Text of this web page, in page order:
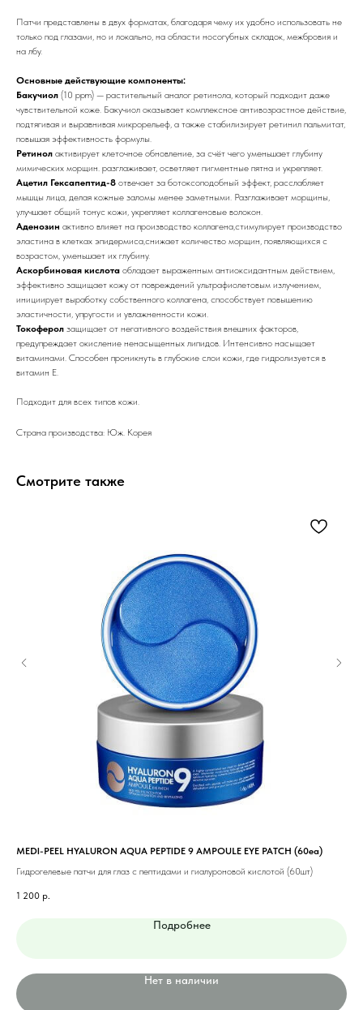
Патчи представлены в двух форматах, благодаря чему их удобно использовать не
только под глазами, но и локально, на области носогубных складок, межбровия и
на лбу.
Основные действующие компоненты:
Бакучиол (10 ppm) — растительный аналог ретинола, который подходит даже
чувствительной коже. Бакучиол оказывает комплексное антивозрастное действие,
подтягивая и выравнивая микрорельеф, а также стабилизирует ретинил пальмитат,
повышая эффективность формулы.
Ретинол активирует клеточное обновление, за счёт чего уменьшает глубину
мимических морщин. разглаживает, осветляет пигментные пятна и укрепляет.
Ацетил Гексапептид-8 отвечает за ботоксоподобный эффект, расслабляет
мышцы лица, делая кожные заломы менее заметными. Разглаживает морщины,
улучшает общий тонус кожи, укрепляет коллагеновые волокон.
Аденозин активно влияет на производство коллагена,стимулирует производство
эластина в клетках эпидермиса,снижает количество морщин, появляющихся с
возрастом, уменьшает их глубину.
Аскорбиновая кислота обладает выраженным антиоксидантным действием,
эффективно защищает кожу от повреждений ультрафиолетовым излучением,
инициирует выработку собственного коллагена, способствует повышению
эластичности, упругости и увлажненности кожи.
Токоферол защищает от негативного воздействия внешних факторов,
предупреждает окисление ненасыщенных липидов. Интенсивно насыщает
витаминами. Способен проникнуть в глубокие слои кожи, где гидролизуется в
витамин Е.
Подходит для всех типов кожи.
Страна производства: Юж. Корея
Смотрите также
MEDI-PEEL HYALURON AQUA PEPTIDE 9 AMPOULE EYE PATCH (60ea)
Гидрогелевые патчи для глаз с пептидами и гиалуроновой кислотой (60шт)
1 200 р.
Подробнее
Нет в наличии